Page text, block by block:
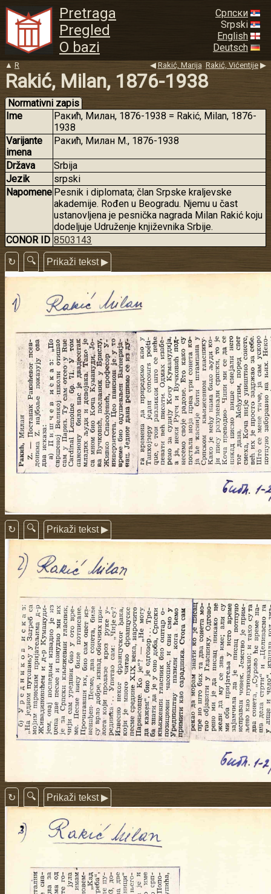
Pretraga
Pregled
O bazi
Српски
Srpski
English
Deutsch
▲ R ◀ Rakić, Marija Rakić, Vićentije ▶
Rakić, Milan, 1876-1938
Normativni zapis
Ime
Ракић, Милан, 1876-1938 = Rakić, Milan, 1876-
1938
Varijante
imena
Ракић, Милан М., 1876-1938
Država
Srbija
Jezik
srpski
Napomene Pesnik i diplomata; član Srpske kraljevske
akademije. Rođen u Beogradu. Njemu u čast
ustanovljena je pesnička nagrada Milan Rakić koju
dodeljuje Udruženje književnika Srbije.
CONOR ID 8503143